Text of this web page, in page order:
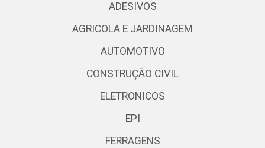
ADESIVOS
AGRICOLA E JARDINAGEM
AUTOMOTIVO
CONSTRUÇÃO CIVIL
ELETRONICOS
EPI
FERRAGENS